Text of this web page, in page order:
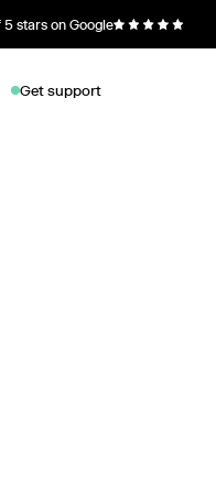
stars on Google
Get support